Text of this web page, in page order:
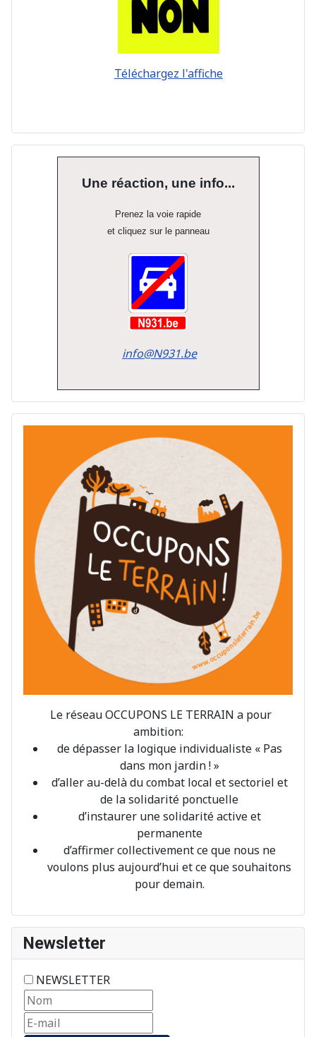
Téléchargez l'affiche
Une réaction, une info...
Prenez la voie rapide
et cliquez sur le panneau
info@N931.be
Le réseau OCCUPONS LE TERRAIN a pour
ambition:
de dépasser la logique individualiste « Pas
dans mon jardin ! »
d’aller au-delà du combat local et sectoriel et
de la solidarité ponctuelle
d’instaurer une solidarité active et
permanente
d’affirmer collectivement ce que nous ne
voulons plus aujourd’hui et ce que souhaitons
pour demain.
Newsletter
NEWSLETTER